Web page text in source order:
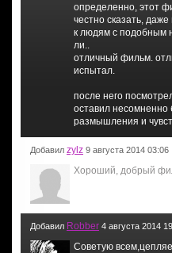
определенно, этот
честно сказать,
к людям с подобным
ли..
отличный фильм.
испытал.
после него
оставил
размышления и
Добавил zylz 9 августа 2014 03:06
Хороший, добрый
Добавил Robber 4 августа 2014
Советую